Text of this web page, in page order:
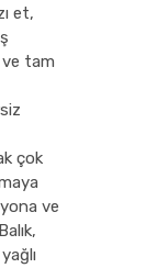
et,
ve tam
çok
ve